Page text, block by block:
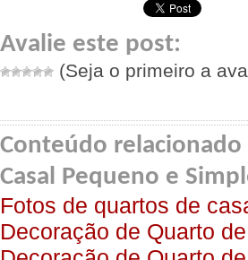
Avalie este post:
(Seja o primeiro a
Conteúdo
Casal Pequeno e
Fotos de quartos de
Decoração de Quarto